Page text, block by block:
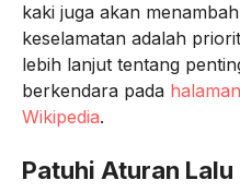
kaki juga akan
keselamatan adalah
lebih lanjut tentang
berkendara pada
Wikipedia.
Patuhi Aturan